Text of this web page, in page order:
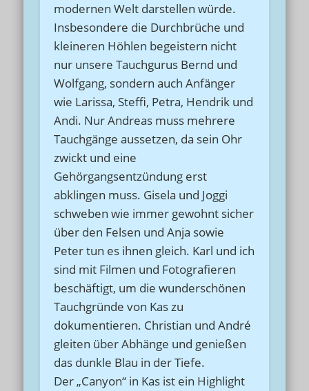
modernen Welt darstellen würde.
Insbesondere die Durchbrüche und
kleineren Höhlen begeistern nicht
nur unsere Tauchgurus Bernd und
Wolfgang, sondern auch Anfänger
wie Larissa, Steffi, Petra, Hendrik und
Andi. Nur Andreas muss mehrere
Tauchgänge aussetzen, da sein Ohr
zwickt und eine
Gehörgangsentzündung erst
abklingen muss. Gisela und Joggi
schweben wie immer gewohnt sicher
über den Felsen und Anja sowie
Peter tun es ihnen gleich. Karl und ich
sind mit Filmen und Fotografieren
beschäftigt, um die wunderschönen
Tauchgründe von Kas zu
dokumentieren. Christian und André
gleiten über Abhänge und genießen
das dunkle Blau in der Tiefe.
Der „Canyon“ in Kas ist ein Highlight